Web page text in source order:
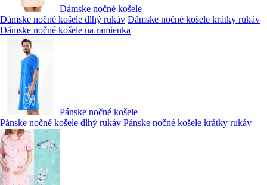
Dámske nočné košele
Dámske nočné košele dlhý rukáv Dámske nočné košele krátky rukáv
Dámske nočné košele na ramienka
Pánske nočné košele
Pánske nočné košele dlhý rukáv Pánske nočné košele krátky rukáv